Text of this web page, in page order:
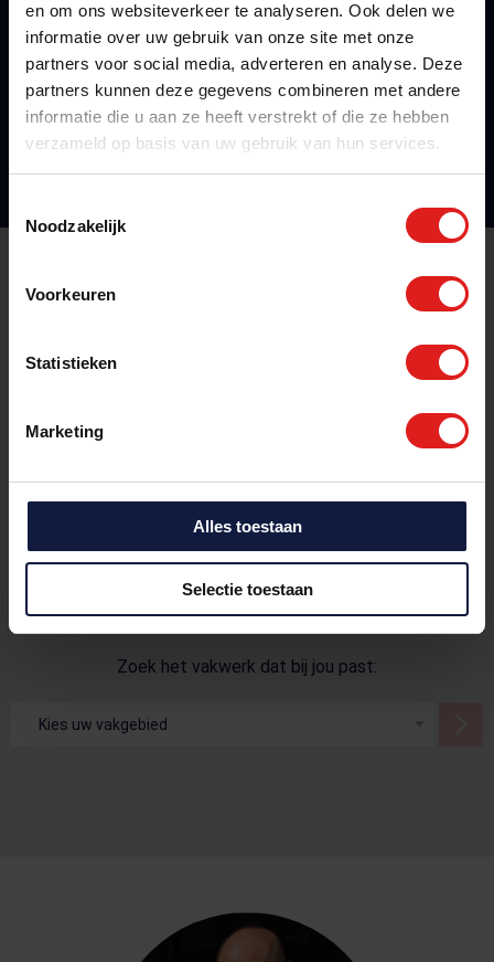
en om ons websiteverkeer te analyseren. Ook delen we
informatie over uw gebruik van onze site met onze
partners voor social media, adverteren en analyse. Deze
partners kunnen deze gegevens combineren met andere
informatie die u aan ze heeft verstrekt of die ze hebben
verzameld op basis van uw gebruik van hun services.
Noodzakelijk
Voorkeuren
Statistieken
Marketing
Alles toestaan
Selectie toestaan
Metaalconservering
UTA MBO / HBO
Engineering
Wil jij ook werken via Flextra?
Bel mij terug Stuur je CV
Zoek het vakwerk dat bij jou past: